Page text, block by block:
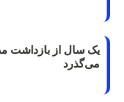
یک سال از بازداشت
می‌گذرد